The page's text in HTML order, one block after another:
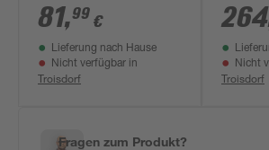
Sechskantschraube,
Ø 10 x 160 mm, 50
Stück
81,99 €
Lieferung nach Hause
Nicht verfügbar in
Troisdorf
Ø 10 x
Stück
264
Nicht
Troisdorf
Fragen zum Produkt?